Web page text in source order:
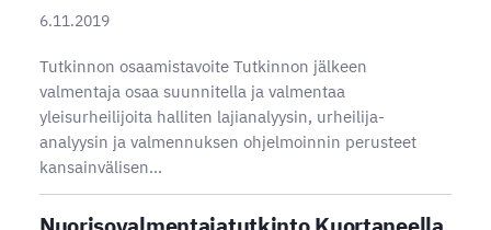
6.11.2019
Tutkinnon osaamistavoite Tutkinnon jälkeen
valmentaja osaa suunnitella ja valmentaa
yleisurheilijoita halliten lajianalyysin, urheilija-
analyysin ja valmennuksen ohjelmoinnin perusteet
kansainvälisen…